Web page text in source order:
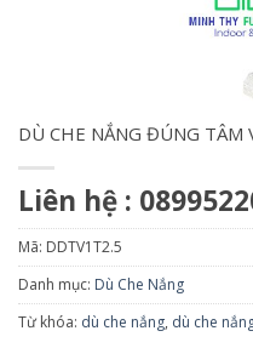
DÙ CHE NẮNG ĐÚNG TÂM
Liên hệ :
Mã: DDTV1T2.5
Danh mục: Dù Che Nắng
Từ khóa: dù che nắng, dù che